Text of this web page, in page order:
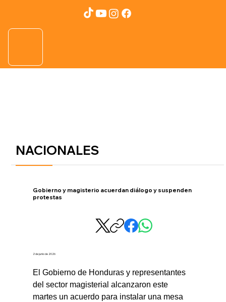
NACIONALES
Gobierno y magisterio acuerdan diálogo y suspenden
protestas
2 de junio de 2026
El Gobierno de Honduras y representantes
del sector magisterial alcanzaron este
martes un acuerdo para instalar una mesa